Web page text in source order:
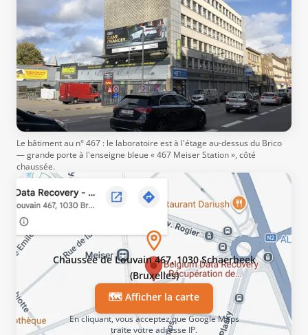
Le bâtiment au n° 467 : le laboratoire est à l'étage au-dessus du Brico
— grande porte à l'enseigne bleue « 467 Meiser Station », côté
chaussée.
Chaussée de Louvain 467, 1030 Schaerbeek
(Bruxelles)
🗺️ Afficher la carte
En cliquant, vous acceptez que Google Maps
traite votre adresse IP.